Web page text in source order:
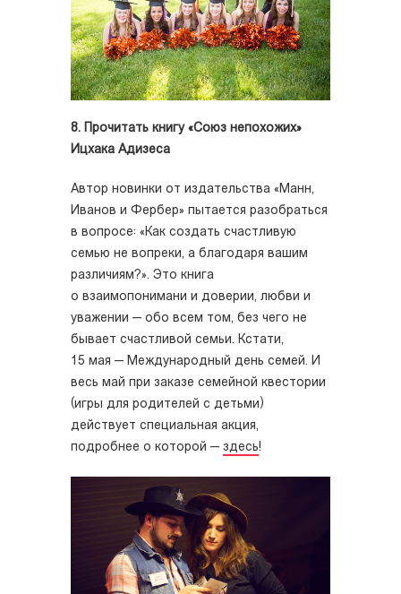
8. Прочитать книгу «Союз непохожих»
Ицхака Адизеса
Автор новинки от издательства «Манн,
Иванов и Фербер» пытается разобраться
в вопросе: «Как создать счастливую
семью не вопреки, а благодаря вашим
различиям?». Это книга
о взаимопонимани и доверии, любви и
уважении — обо всем том, без чего не
бывает счастливой семьи. Кстати,
15 мая — Международный день семей. И
весь май при заказе семейной квестории
(игры для родителей с детьми)
действует специальная акция,
подробнее о которой — здесь!